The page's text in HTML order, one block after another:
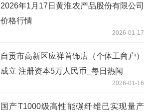
2026年1月17日黄淮农产品股份有限公司
价格行情
2026-01-17
自贡市高新区应祥首饰店（个体工商户）
成立 注册资本5万人民币_每日热闻
2026-01-16
国产T1000级高性能碳纤维已实现量产